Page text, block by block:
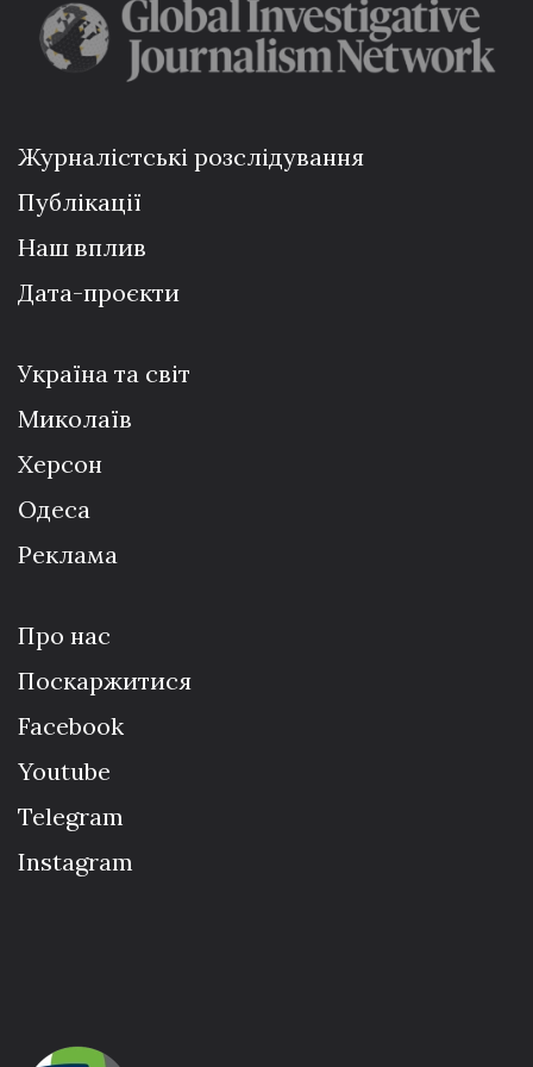
Журналістські розслідування
Публікації
Наш вплив
Дата-проєкти
Україна та світ
Миколаїв
Херсон
Одеса
Реклама
Про нас
Поскаржитися
Facebook
Youtube
Telegram
Instagram